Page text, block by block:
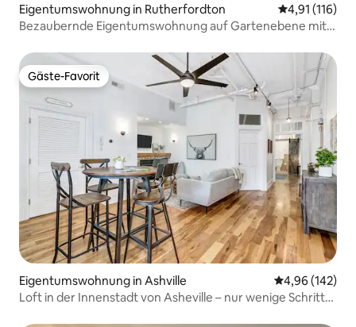
Eigentumswohnung in Rutherfordton
4,91 (116)
Bezaubernde Eigentumswohnung auf Gartenebene mit
Gäste-Favorit
Gäste-Favorit
Eigentumswohnung in Ashville
4,96 (142)
Loft in der Innenstadt von Asheville – nur wenige Schritte